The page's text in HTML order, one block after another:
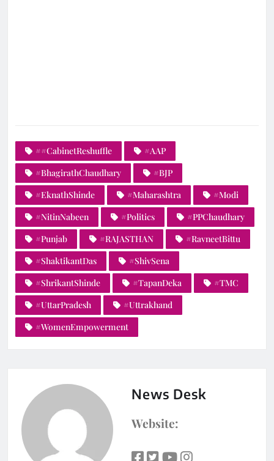
##CabinetReshuffle
#AAP
#BhagirathChaudhary
#BJP
#EknathShinde
#Maharashtra
#Modi
#NitinNabeen
#Politics
#PPChaudhary
#Punjab
#RAJASTHAN
#RavneetBittu
#ShaktikantDas
#ShivSena
#ShrikantShinde
#TapanDeka
#TMC
#UttarPradesh
#Uttrakhand
#WomenEmpowerment
News Desk
Website: